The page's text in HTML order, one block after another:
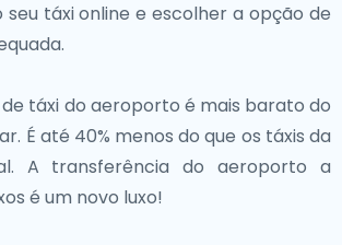
explorando fortificações
vinhos locais ou
vibrante cultura de Luxemburgo, o
experiência inesquecível.
e cultural da Grande Região. Quer
o património artístico de Metz ou a
diversas e enriquecedoras a
do Luxemburgo.
seu táxi online e escolher a opção de
de táxi do aeroporto é mais barato do
É até 40% menos do que os táxis da
A transferência do aeroporto a
é um novo luxo!